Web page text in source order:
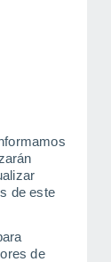
de este
de